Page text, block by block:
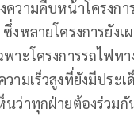
ความคืบหน้าโครงกา
งหลายโครงการยัง
าะโครงการรถไฟท
วามเร็วสูงที่ยังมีประ
นว่าทุกฝ่ายต้องร่วมกั